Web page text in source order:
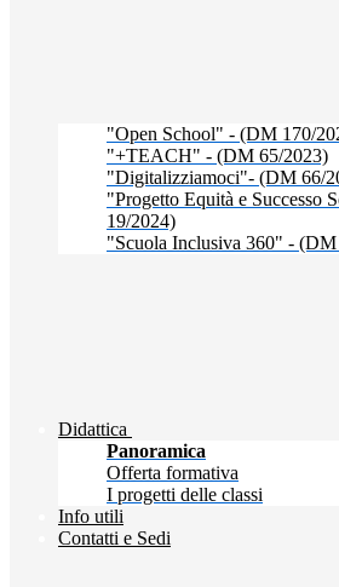
"Open School" - (DM 170/
"+TEACH" - (DM 65/2023)
"Digitalizziamoci"- (DM 66/
"Progetto Equità e Successo
19/2024)
"Scuola Inclusiva 360" -
Didattica
Panoramica
Offerta formativa
I progetti delle classi
Info utili
Contatti e Sedi